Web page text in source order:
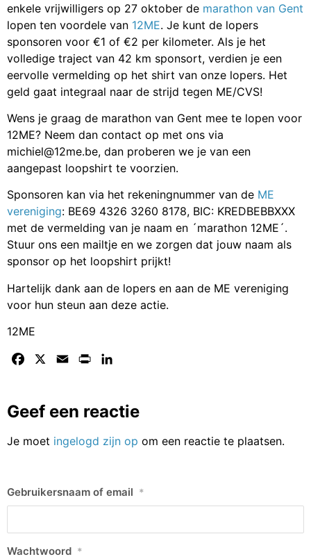
enkele vrijwilligers op 27 oktober de marathon van Gent
lopen ten voordele van 12ME. Je kunt de lopers
sponsoren voor €1 of €2 per kilometer. Als je het
volledige traject van 42 km sponsort, verdien je een
eervolle vermelding op het shirt van onze lopers. Het
geld gaat integraal naar de strijd tegen ME/CVS!
Wens je graag de marathon van Gent mee te lopen voor
12ME? Neem dan contact op met ons via
michiel@12me.be, dan proberen we je van een
aangepast loopshirt te voorzien.
Sponsoren kan via het rekeningnummer van de ME
vereniging: BE69 4326 3260 8178, BIC: KREDBEBBXXX
met de vermelding van je naam en ´marathon 12ME´.
Stuur ons een mailtje en we zorgen dat jouw naam als
sponsor op het loopshirt prijkt!
Hartelijk dank aan de lopers en aan de ME vereniging
voor hun steun aan deze actie.
12ME
Facebook Email Print
Geef een reactie
Je moet ingelogd zijn op om een reactie te plaatsen.
Gebruikersnaam of email *
Wachtwoord *